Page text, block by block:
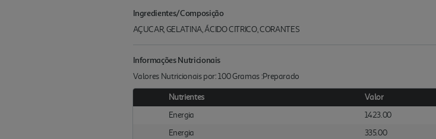
Ingredientes/Composição
AÇUCAR, GELATINA, ÁCIDO CITRICO, CORANTES
Informações Nutricionais
Valores Nutricionais por: 100 Gramas :Preparado
Nutrientes Valor
Energia
1423.00
Energia
335.00